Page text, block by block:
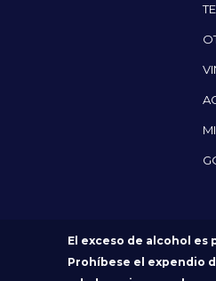
El exceso de alcohol es
Prohíbese el expendio